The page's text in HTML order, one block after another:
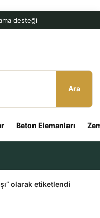
desteği
Ara
Beton Elemanları
olarak etiketlendi